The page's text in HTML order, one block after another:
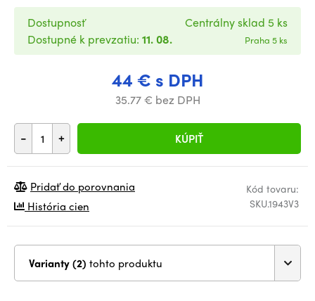
44 € s DPH
35.77 € bez DPH
- + KÚPIŤ
Dostupnosť
Dostupné k prevzatiu: 11. 08.
Centrálny sklad 5 ks
Praha 5 ks
Kód tovaru:
SKU.1943V3
Pridať do porovnania
História cien
Varianty (2) tohto produktu